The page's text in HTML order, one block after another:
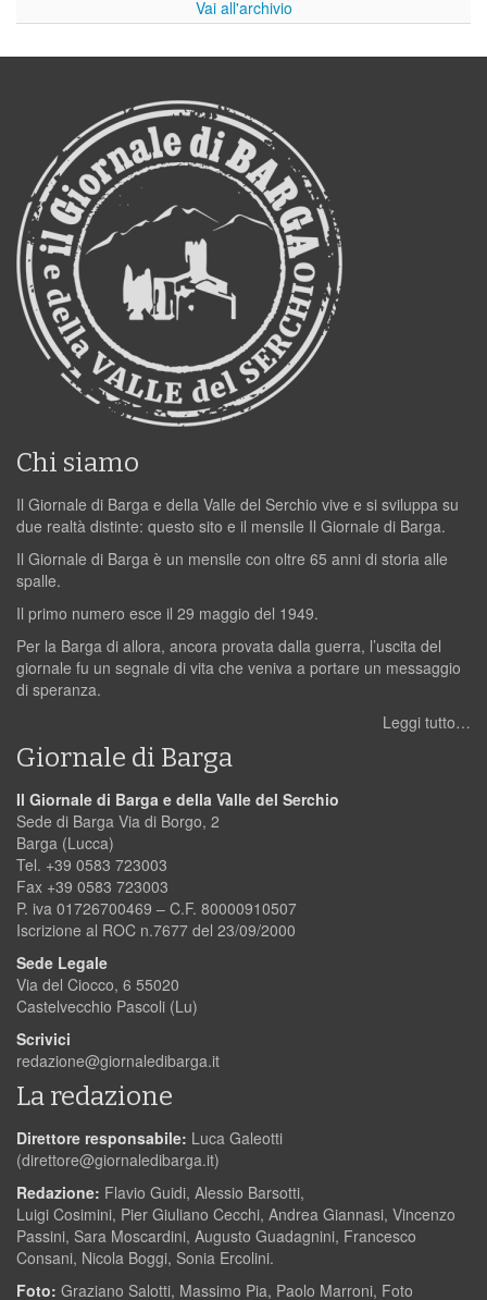
Vai all'archivio
Chi siamo
Il Giornale di Barga e della Valle del Serchio vive e si sviluppa su
due realtà distinte: questo sito e il mensile Il Giornale di Barga.
Il Giornale di Barga è un mensile con oltre 65 anni di storia alle
spalle.
Il primo numero esce il 29 maggio del 1949.
Per la Barga di allora, ancora provata dalla guerra, l’uscita del
giornale fu un segnale di vita che veniva a portare un messaggio
di speranza.
Leggi tutto…
Giornale di Barga
Il Giornale di Barga e della Valle del Serchio
Sede di Barga Via di Borgo, 2
Barga (Lucca)
Tel. +39 0583 723003
Fax +39 0583 723003
P. iva 01726700469 – C.F. 80000910507
Iscrizione al ROC n.7677 del 23/09/2000
Sede Legale
Via del Ciocco, 6 55020
Castelvecchio Pascoli (Lu)
Scrivici
redazione@giornaledibarga.it
La redazione
Direttore responsabile: Luca Galeotti
(direttore@giornaledibarga.it)
Redazione: Flavio Guidi, Alessio Barsotti,
Luigi Cosimini, Pier Giuliano Cecchi, Andrea Giannasi, Vincenzo
Passini, Sara Moscardini, Augusto Guadagnini, Francesco
Consani, Nicola Boggi, Sonia Ercolini.
Foto: Graziano Salotti, Massimo Pia, Paolo Marroni, Foto